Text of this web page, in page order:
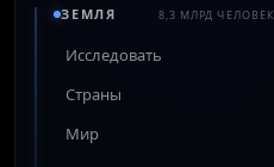
ЗЕМЛЯ 8,3 МЛРД ЧЕЛОВЕК
Исследовать
Страны
Мир